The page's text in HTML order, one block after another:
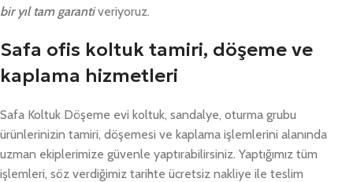
bir yıl tam garantiveriyoruz.
Safa ofis koltuk tamiri, döşeme ve
kaplama hizmetleri
Safa Koltuk Döşeme evi koltuk, sandalye, oturma grubu
ürünlerinizin tamiri, döşemesi ve kaplama işlemlerini alanında
uzman ekiplerimize güvenle yaptırabilirsiniz. Yaptığımız tüm
işlemleri, söz verdiğimiz tarihte ücretsiz nakliye ile teslim